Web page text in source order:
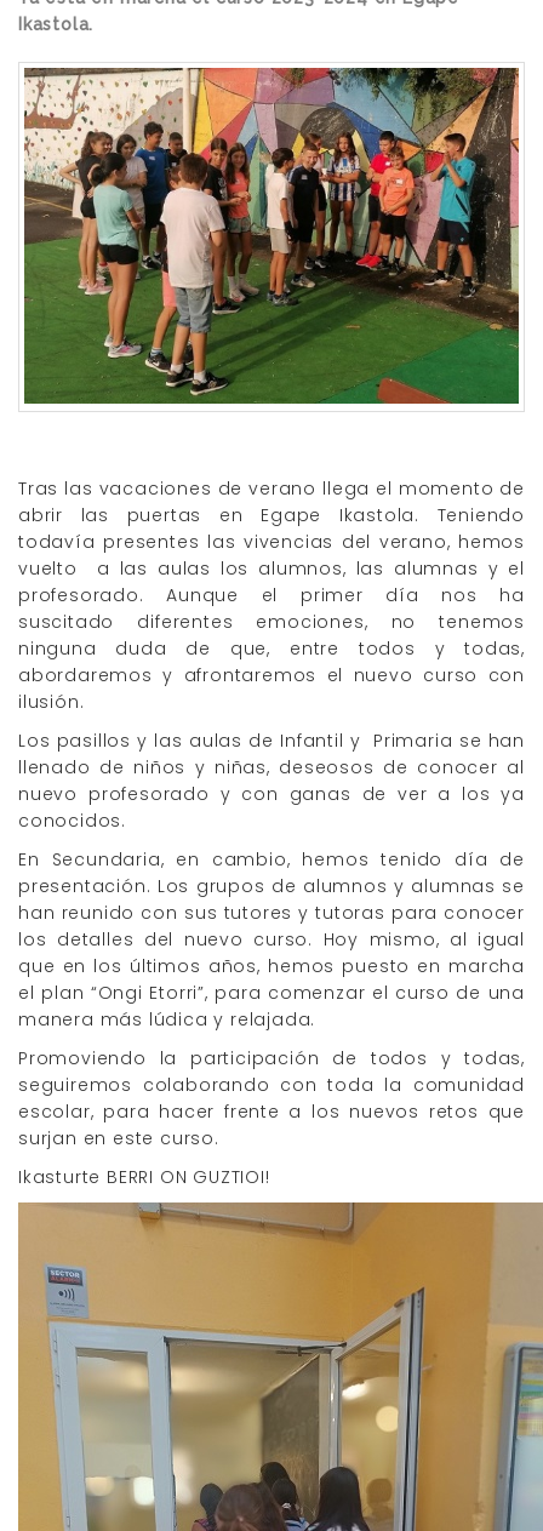
Ikastola.
Tras las vacaciones de verano llega el momento de
abrir las puertas en Egape Ikastola. Teniendo
todavía presentes las vivencias del verano, hemos
vuelto a las aulas los alumnos, las alumnas y el
profesorado. Aunque el primer día nos ha
suscitado diferentes emociones, no tenemos
ninguna duda de que, entre todos y todas,
abordaremos y afrontaremos el nuevo curso con
ilusión.
Los pasillos y las aulas de Infantil y Primaria se han
llenado de niños y niñas, deseosos de conocer al
nuevo profesorado y con ganas de ver a los ya
conocidos.
En Secundaria, en cambio, hemos tenido día de
presentación. Los grupos de alumnos y alumnas se
han reunido con sus tutores y tutoras para conocer
los detalles del nuevo curso. Hoy mismo, al igual
que en los últimos años, hemos puesto en marcha
el plan “Ongi Etorri”, para comenzar el curso de una
manera más lúdica y relajada.
Promoviendo la participación de todos y todas,
seguiremos colaborando con toda la comunidad
escolar, para hacer frente a los nuevos retos que
surjan en este curso.
Ikasturte BERRI ON GUZTIOI!